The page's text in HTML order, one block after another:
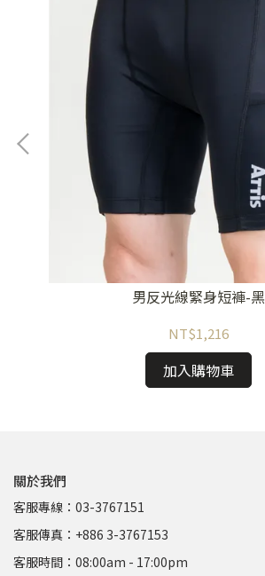
男反光線緊身短褲-黑
NT$1,216
加入購物車
關於我們
客服專線：03-3767151
客服傳真：+886 3-3767153
客服時間：08:00am - 17:00pm